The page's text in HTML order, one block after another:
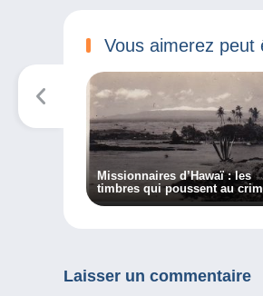
Vous aimerez peut
Missionnaires d’Hawaï : les
timbres qui poussent au
Laisser un commentaire